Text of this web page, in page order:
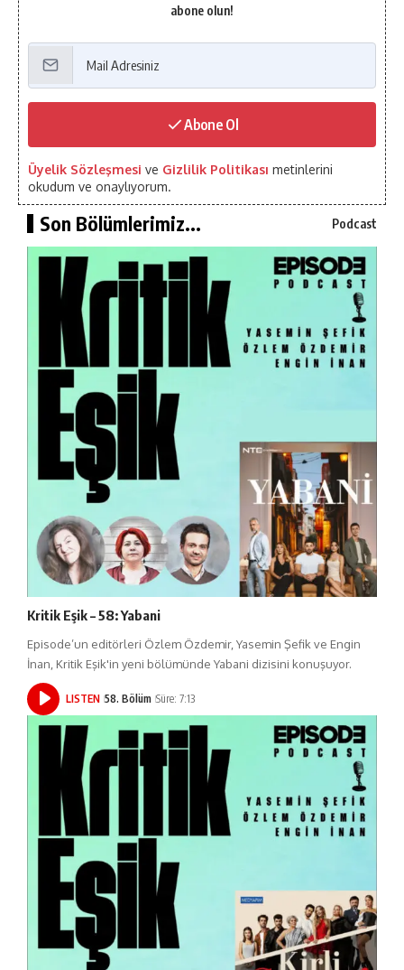
abone olun!
Abone Ol
Üyelik Sözleşmesi ve Gizlilik Politikası metinlerini
okudum ve onaylıyorum.
Son Bölümlerimiz... Podcast
Kritik Eşik – 58: Yabani
Episode’un editörleri Özlem Özdemir, Yasemin Şefik ve Engin
İnan, Kritik Eşik'in yeni bölümünde Yabani dizisini konuşuyor.
LISTEN 58. Bölüm Süre: 7:13